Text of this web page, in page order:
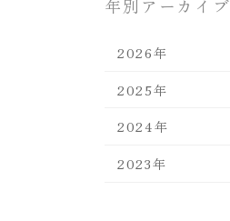
年別アーカイブ
2026年
2025年
2024年
2023年